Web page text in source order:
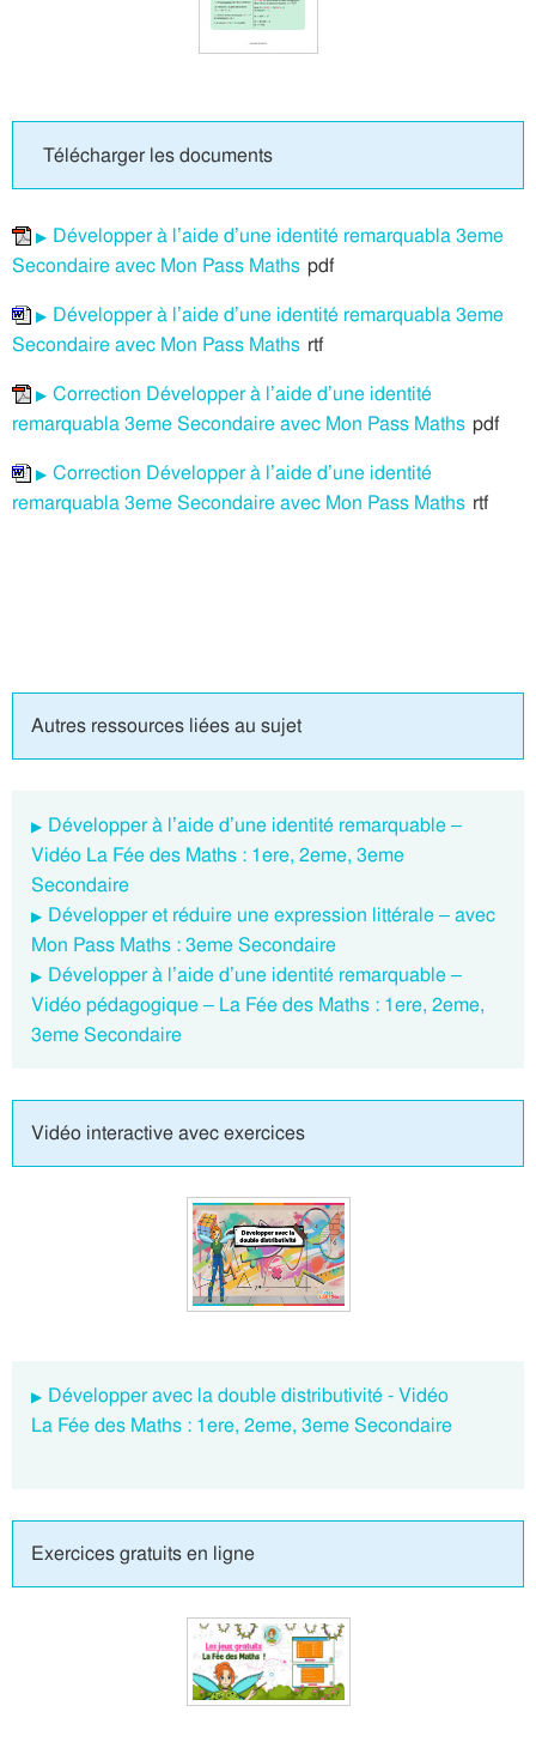
Télécharger les documents
Développer à l’aide d’une identité remarquabla 3eme
Secondaire avec Mon Pass Maths pdf
Développer à l’aide d’une identité remarquabla 3eme
Secondaire avec Mon Pass Maths rtf
Correction Développer à l’aide d’une identité
remarquabla 3eme Secondaire avec Mon Pass Maths pdf
Correction Développer à l’aide d’une identité
remarquabla 3eme Secondaire avec Mon Pass Maths rtf
Autres ressources liées au sujet
Développer à l’aide d’une identité remarquable –
Vidéo La Fée des Maths : 1ere, 2eme, 3eme
Secondaire
Développer et réduire une expression littérale – avec
Mon Pass Maths : 3eme Secondaire
Développer à l’aide d’une identité remarquable –
Vidéo pédagogique – La Fée des Maths : 1ere, 2eme,
3eme Secondaire
Vidéo interactive avec exercices
Développer avec la double distributivité - Vidéo
La Fée des Maths : 1ere, 2eme, 3eme Secondaire
Exercices gratuits en ligne